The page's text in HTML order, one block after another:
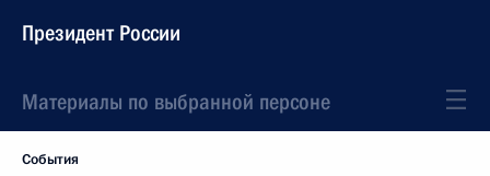
Президент России
Материалы по выбранной персоне
События